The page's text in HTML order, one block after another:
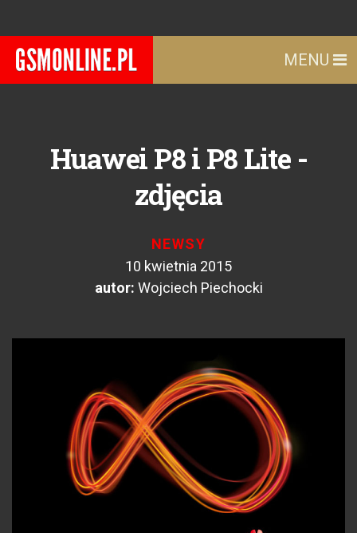
MENU
Huawei P8 i P8 Lite -
zdjęcia
NEWSY
10 kwietnia 2015
autor: Wojciech Piechocki